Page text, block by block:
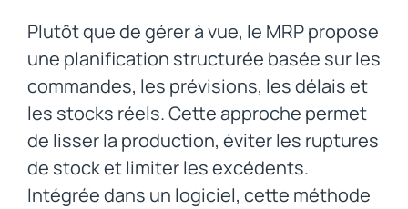
Plutôt que de gérer à vue, le MRP propose
une planification structurée basée sur les
commandes, les prévisions, les délais et
les stocks réels. Cette approche permet
de lisser la production, éviter les ruptures
de stock et limiter les excédents.
Intégrée dans un logiciel, cette méthode